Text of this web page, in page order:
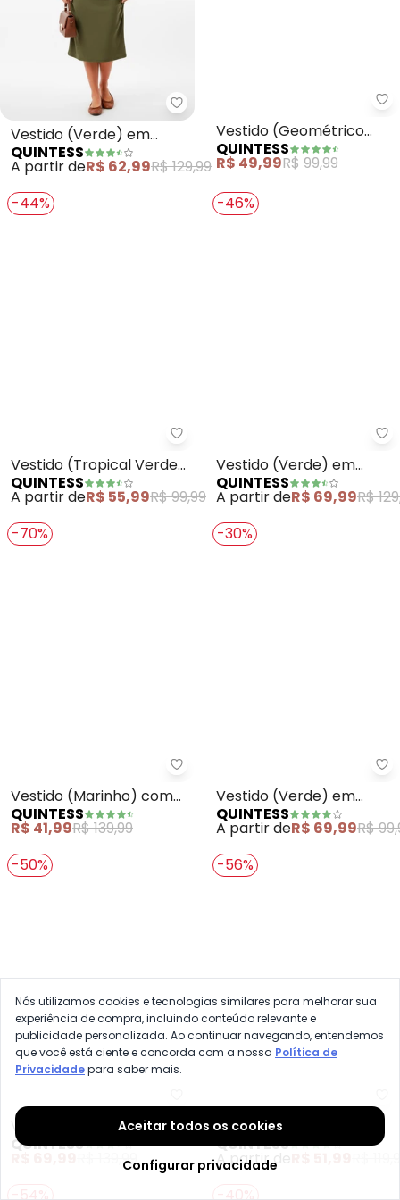
Quintess - Vestido (Verde) em
Vestido (Verde) em
Malha Crepe
QUINTESS
A partir deR$ 62,99R$ 129,99
Vestido (Geométrico
Rosado) com Mangas
QUINTESS
R$ 49,99R$ 99,99
-44%
Quintess - Vestido (Tropical
Vestido (Tropical Verde)
em Malha Fria
QUINTESS
A partir deR$ 55,99R$ 99,99
-46%
Vestido (Verde) em
Malha de Viscose com
Elastano
QUINTESS
A partir deR$ 69,99R$
-70%
Vestido (Marinho) com
Babados
QUINTESS
R$ 41,99R$ 139,99
-30%
Vestido (Verde) em
Malha de Viscose
QUINTESS
A partir deR$ 69,99R$
-50%
Quintess - Vestido (Floral
Vestido (Floral Verde)
Soltinho com Bolsos
QUINTESS
R$ 139,99
-56%
Vestido (Floral
Pincelado) em Malha de
QUINTESS
A partir de
Nós utilizamos cookies e tecnologias similares para melhorar sua
experiência de compra, incluindo conteúdo relevante e
publicidade personalizada. Ao continuar navegando, entendemos
que você está ciente e concorda com a nossa Política de
Privacidadepara saber mais.
Aceitar todos os cookies
Configurar privacidade